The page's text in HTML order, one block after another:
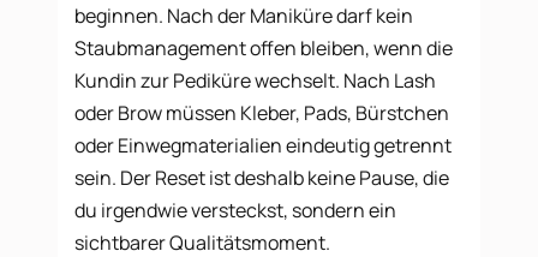
beginnen. Nach der Maniküre darf kein
Staubmanagement offen bleiben, wenn die
Kundin zur Pediküre wechselt. Nach Lash
oder Brow müssen Kleber, Pads, Bürstchen
oder Einwegmaterialien eindeutig getrennt
sein. Der Reset ist deshalb keine Pause, die
du irgendwie versteckst, sondern ein
sichtbarer Qualitätsmoment.